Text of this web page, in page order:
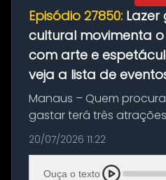
Episódio 27850: Lazer
cultural movimenta
com arte e
veja a lista de
Manaus – Quem
gastar terá três
entre esta segunda-
(23). A programação
dedicada à história das ...
20/07/2026 11:22
Ouça o texto